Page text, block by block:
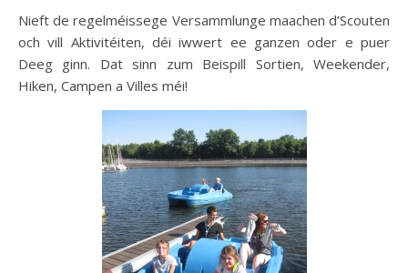
Nieft de regelméissege Versammlunge maachen d’Scouten
och vill Aktivitéiten, déi iwwert ee ganzen oder e puer
Deeg ginn. Dat sinn zum Beispill Sortien, Weekender,
Hiken, Campen a Villes méi!